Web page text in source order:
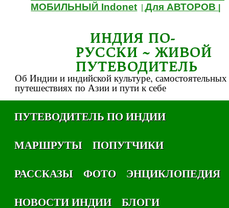
МОБИЛЬНЫЙ Indonet |Для АВТОРОВ
ИНДИЯ ПО-
РУССКИ ~ ЖИВОЙ
ПУТЕВОДИТЕЛЬ
Об Индии и индийской культуре, самостоятельных
путешествиях по Азии и пути к себе
ПУТЕВОДИТЕЛЬ ПО ИНДИИ
МАРШРУТЫ
ПОПУТЧИКИ
РАССКАЗЫ
ФОТО
ЭНЦИКЛОПЕДИЯ
НОВОСТИ ИНДИИ
БЛОГИ